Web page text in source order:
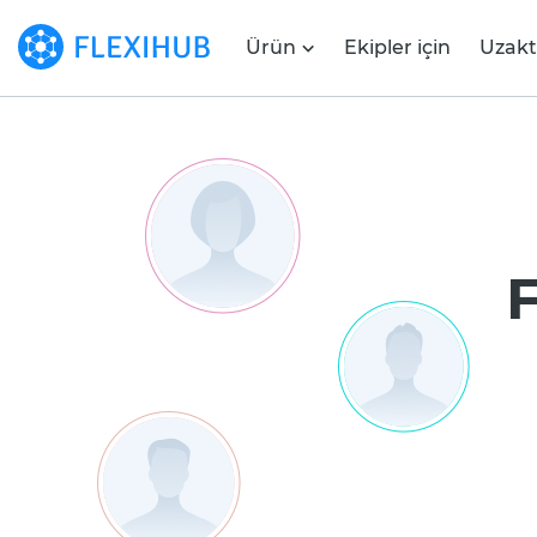
Ürün Ekipler için